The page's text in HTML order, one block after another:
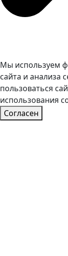
Мы используем
сайта и анализа
пользоваться
использования
Согласен